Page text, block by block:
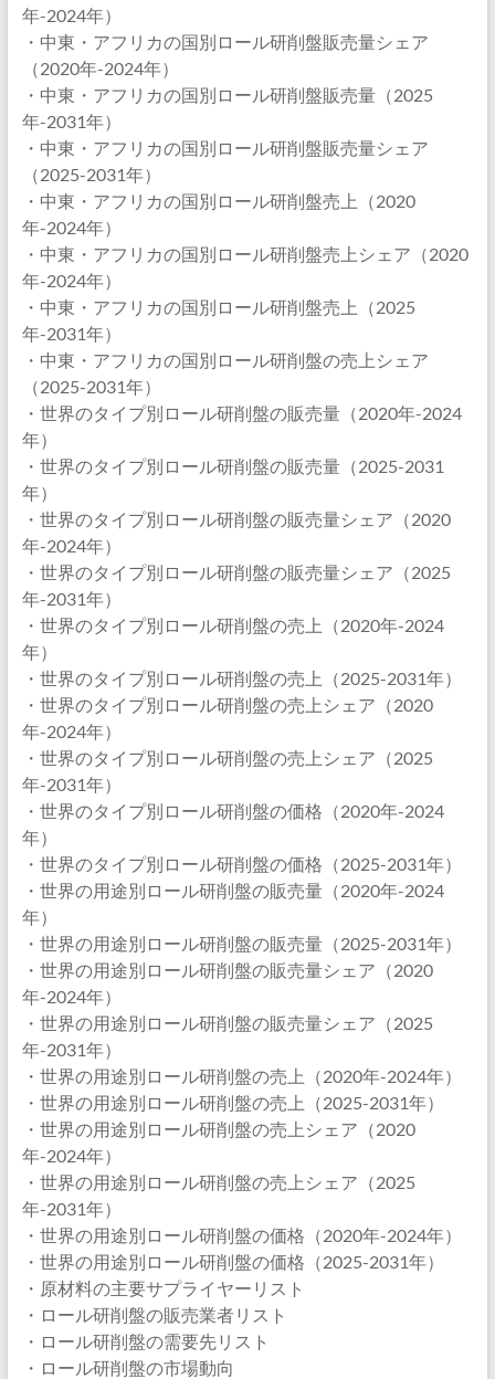
年-2024年）
・中東・アフリカの国別ロール研削盤販売量シェア
（2020年-2024年）
・中東・アフリカの国別ロール研削盤販売量（2025
年-2031年）
・中東・アフリカの国別ロール研削盤販売量シェア
（2025-2031年）
・中東・アフリカの国別ロール研削盤売上（2020
年-2024年）
・中東・アフリカの国別ロール研削盤売上シェア（2020
年-2024年）
・中東・アフリカの国別ロール研削盤売上（2025
年-2031年）
・中東・アフリカの国別ロール研削盤の売上シェア
（2025-2031年）
・世界のタイプ別ロール研削盤の販売量（2020年-2024
年）
・世界のタイプ別ロール研削盤の販売量（2025-2031
年）
・世界のタイプ別ロール研削盤の販売量シェア（2020
年-2024年）
・世界のタイプ別ロール研削盤の販売量シェア（2025
年-2031年）
・世界のタイプ別ロール研削盤の売上（2020年-2024
年）
・世界のタイプ別ロール研削盤の売上（2025-2031年）
・世界のタイプ別ロール研削盤の売上シェア（2020
年-2024年）
・世界のタイプ別ロール研削盤の売上シェア（2025
年-2031年）
・世界のタイプ別ロール研削盤の価格（2020年-2024
年）
・世界のタイプ別ロール研削盤の価格（2025-2031年）
・世界の用途別ロール研削盤の販売量（2020年-2024
年）
・世界の用途別ロール研削盤の販売量（2025-2031年）
・世界の用途別ロール研削盤の販売量シェア（2020
年-2024年）
・世界の用途別ロール研削盤の販売量シェア（2025
年-2031年）
・世界の用途別ロール研削盤の売上（2020年-2024年）
・世界の用途別ロール研削盤の売上（2025-2031年）
・世界の用途別ロール研削盤の売上シェア（2020
年-2024年）
・世界の用途別ロール研削盤の売上シェア（2025
年-2031年）
・世界の用途別ロール研削盤の価格（2020年-2024年）
・世界の用途別ロール研削盤の価格（2025-2031年）
・原材料の主要サプライヤーリスト
・ロール研削盤の販売業者リスト
・ロール研削盤の需要先リスト
・ロール研削盤の市場動向